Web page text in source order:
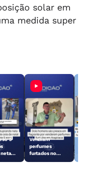
solar em
medida super
5
Vendiam
perfumes
furtados no